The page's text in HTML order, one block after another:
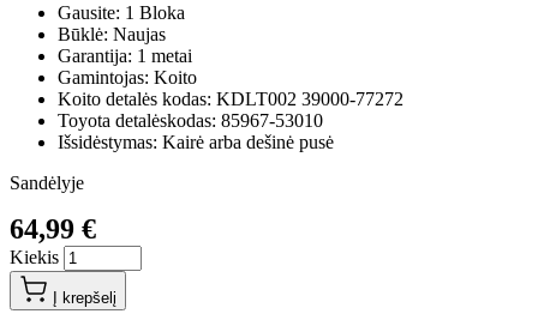
Gausite: 1 Bloka
Būklė: Naujas
Garantija: 1 metai
Gamintojas: Koito
Koito detalės kodas: KDLT002 39000-77272
Toyota detalėskodas: 85967-53010
Išsidėstymas: Kairė arba dešinė pusė
Sandėlyje
64,99 €
Kiekis
Į krepšelį